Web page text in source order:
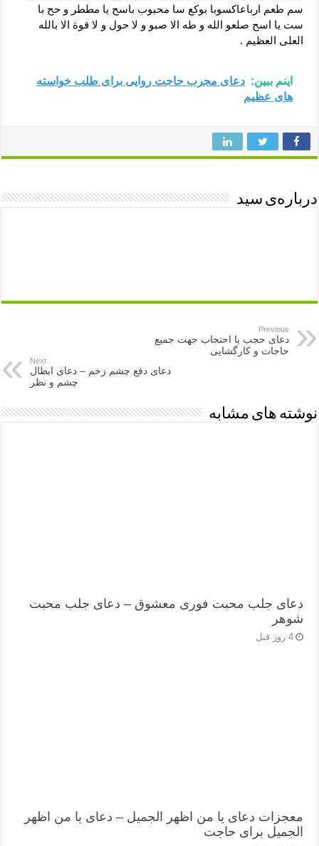
سم طعم ارباعاکسوبا بوکع سا محبوب باسح یا مططر و حح با
ست یا اسح صلعو الله و طه الا صبو و لا حول و لا قوة الا بالله
العلی العظیم .
اینم ببین: دعای مجرب حاجت روایی برای طلب خواسته
های عظیم
درباره‌ی سید
Previous
دعای حجب یا احتجاب جهت جمیع
حاجات و کارگشایی
Next
دعای دفع چشم زخم – دعای ابطال
چشم و نظر
نوشته های مشابه
دعای جلب محبت فوری معشوق – دعای جلب محبت
شوهر
4 روز قبل
معجزات دعای یا من اظهر الجمیل – دعای یا من اظهر
الجمیل برای حاجت